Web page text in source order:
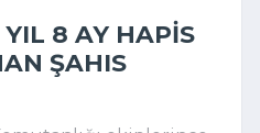
YIL 8 AY HAPIS
ŞAHIS